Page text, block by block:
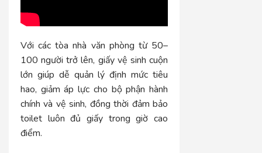
Với các tòa nhà văn phòng từ 50–
100 người trở lên, giấy vệ sinh cuộn
lớn giúp dễ quản lý định mức tiêu
hao, giảm áp lực cho bộ phận hành
chính và vệ sinh, đồng thời đảm bảo
toilet luôn đủ giấy trong giờ cao
điểm.